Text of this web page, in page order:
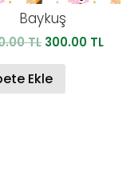
Baykuş
TL Orijinal
450.00 TL.
300.00 TLŞu
Ekle